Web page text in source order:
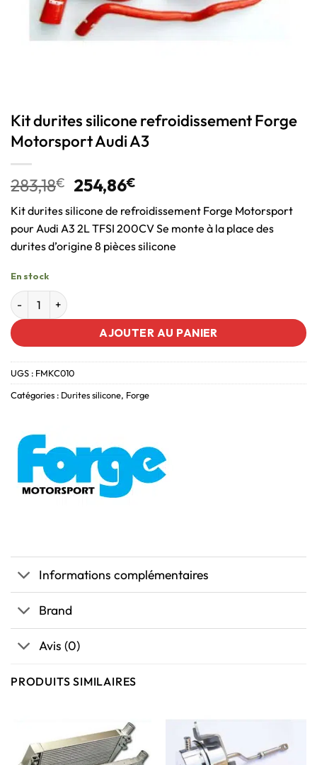
Kit durites silicone refroidissement Forge
Motorsport Audi A3
283,18€ 254,86€
Kit durites silicone de refroidissement Forge Motorsport
pour Audi A3 2L TFSI 200CV Se monte à la place des
durites d’origine 8 pièces silicone
En stock
AJOUTER AU PANIER
UGS : FMKC010
Catégories : Durites silicone, Forge
Informations complémentaires
Brand
Avis (0)
PRODUITS SIMILAIRES